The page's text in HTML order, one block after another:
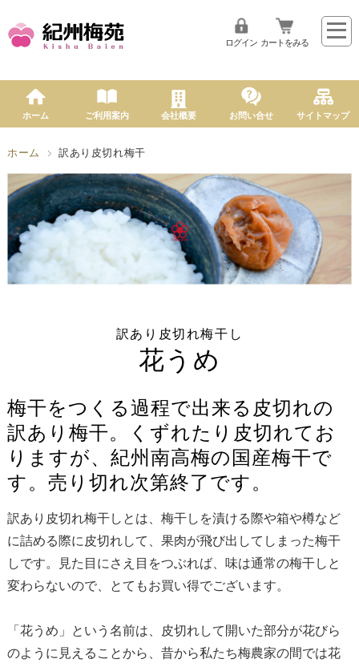
ログイン カートをみる
ホーム ご利用案内 会社概要 お問い合せ サイトマップ
ホーム 訳あり皮切れ梅干
訳あり皮切れ梅干し
花うめ
梅干をつくる過程で出来る皮切れの
訳あり梅干。くずれたり皮切れてお
りますが、紀州南高梅の国産梅干で
す。売り切れ次第終了です。
訳あり皮切れ梅干しとは、梅干しを漬ける際や箱や樽など
に詰める際に皮切れして、果肉が飛び出してしまった梅干
しです。見た目にさえ目をつぶれば、味は通常の梅干しと
変わらないので、とてもお買い得でございます。
「花うめ」という名前は、皮切れして開いた部分が花びら
のように見えることから、昔から私たち梅農家の間では花